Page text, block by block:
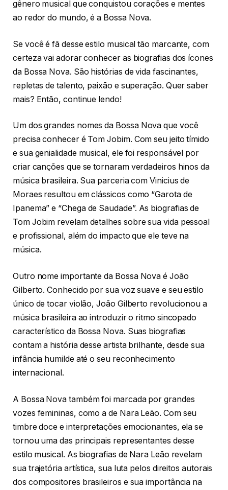
gênero musical que conquistou corações e mentes
ao redor do mundo, é a Bossa Nova.
Se você é fã desse estilo musical tão marcante, com
certeza vai adorar conhecer as biografias dos ícones
da Bossa Nova. São histórias de vida fascinantes,
repletas de talento, paixão e superação. Quer saber
mais? Então, continue lendo!
Um dos grandes nomes da Bossa Nova que você
precisa conhecer é Tom Jobim. Com seu jeito tímido
e sua genialidade musical, ele foi responsável por
criar canções que se tornaram verdadeiros hinos da
música brasileira. Sua parceria com Vinicius de
Moraes resultou em clássicos como “Garota de
Ipanema” e “Chega de Saudade”. As biografias de
Tom Jobim revelam detalhes sobre sua vida pessoal
e profissional, além do impacto que ele teve na
música.
Outro nome importante da Bossa Nova é João
Gilberto. Conhecido por sua voz suave e seu estilo
único de tocar violão, João Gilberto revolucionou a
música brasileira ao introduzir o ritmo sincopado
característico da Bossa Nova. Suas biografias
contam a história desse artista brilhante, desde sua
infância humilde até o seu reconhecimento
internacional.
A Bossa Nova também foi marcada por grandes
vozes femininas, como a de Nara Leão. Com seu
timbre doce e interpretações emocionantes, ela se
tornou uma das principais representantes desse
estilo musical. As biografias de Nara Leão revelam
sua trajetória artística, sua luta pelos direitos autorais
dos compositores brasileiros e sua importância na